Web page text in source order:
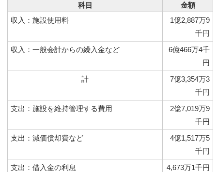
科目
金額
収入：施設使用料
1億2,887万9
千円
収入：一般会計からの繰入金など
6億466万4千
円
計
7億3,354万3
千円
支出：施設を維持管理する費用
2億7,019万9
千円
支出：減価償却費など
4億1,517万5
千円
支出：借入金の利息
4,673万1千円